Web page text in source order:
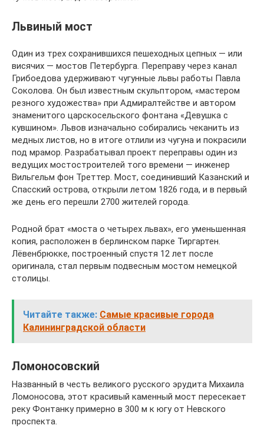
Львиный мост
Один из трех сохранившихся пешеходных цепных — или
висячих — мостов Петербурга. Переправу через канал
Грибоедова удерживают чугунные львы работы Павла
Соколова. Он был известным скульптором, «мастером
резного художества» при Адмиралтействе и автором
знаменитого царскосельского фонтана «Девушка с
кувшином». Львов изначально собирались чеканить из
медных листов, но в итоге отлили из чугуна и покрасили
под мрамор. Разрабатывал проект переправы один из
ведущих мостостроителей того времени — инженер
Вильгельм фон Треттер. Мост, соединивший Казанский и
Спасский острова, открыли летом 1826 года, и в первый
же день его перешли 2700 жителей города.
Родной брат «моста о четырех львах», его уменьшенная
копия, расположен в берлинском парке Тиргартен.
Лёвенбрюкке, построенный спустя 12 лет после
оригинала, стал первым подвесным мостом немецкой
столицы.
Читайте также: Самые красивые города
Калининградской области
Ломоносовский
Названный в честь великого русского эрудита Михаила
Ломоносова, этот красивый каменный мост пересекает
реку Фонтанку примерно в 300 м к югу от Невского
проспекта.